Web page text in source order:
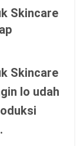
Skincare
Skincare
lo udah